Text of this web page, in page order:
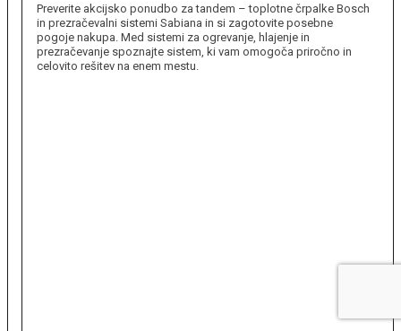
Preverite akcijsko ponudbo za tandem – toplotne črpalke Bosch
in prezračevalni sistemi Sabiana in si zagotovite posebne
pogoje nakupa. Med sistemi za ogrevanje, hlajenje in
prezračevanje spoznajte sistem, ki vam omogoča priročno in
celovito rešitev na enem mestu.